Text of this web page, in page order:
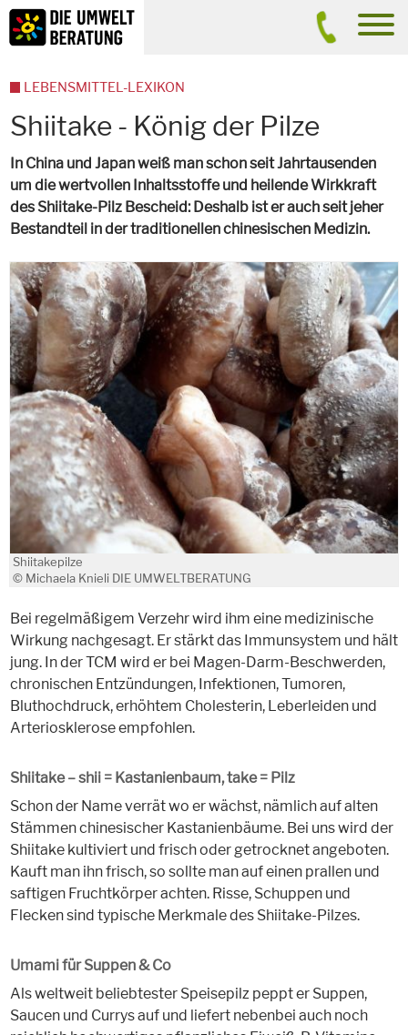
Inhalt
Suche
Shiitake - König der Pilze
In China und Japan weiß man schon seit Jahrtausenden
um die wertvollen Inhaltsstoffe und heilende Wirkkraft
des Shiitake-Pilz Bescheid: Deshalb ist er auch seit jeher
Bestandteil in der traditionellen chinesischen Medizin.
Shiitakepilze
© Michaela Knieli DIE UMWELTBERATUNG
Bei regelmäßigem Verzehr wird ihm eine medizinische
Wirkung nachgesagt. Er stärkt das Immunsystem und hält
jung. In der TCM wird er bei Magen-Darm-Beschwerden,
chronischen Entzündungen, Infektionen, Tumoren,
Bluthochdruck, erhöhtem Cholesterin, Leberleiden und
Arteriosklerose empfohlen.
Shiitake – shii = Kastanienbaum, take = Pilz
Schon der Name verrät wo er wächst, nämlich auf alten
Stämmen chinesischer Kastanienbäume. Bei uns wird der
Shiitake kultiviert und frisch oder getrocknet angeboten.
Kauft man ihn frisch, so sollte man auf einen prallen und
saftigen Fruchtkörper achten. Risse, Schuppen und
Flecken sind typische Merkmale des Shiitake-Pilzes.
Umami für Suppen & Co
Als weltweit beliebtester Speisepilz peppt er Suppen,
Saucen und Currys auf und liefert nebenbei auch noch
LEBENSMITTEL-LEXIKON